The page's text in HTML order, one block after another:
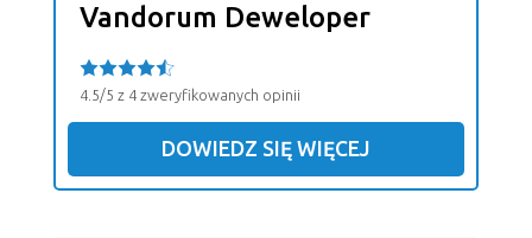
Vandorum Deweloper
4.5/5 z 4 zweryfikowanych opinii
DOWIEDZ SIĘ WIĘCEJ